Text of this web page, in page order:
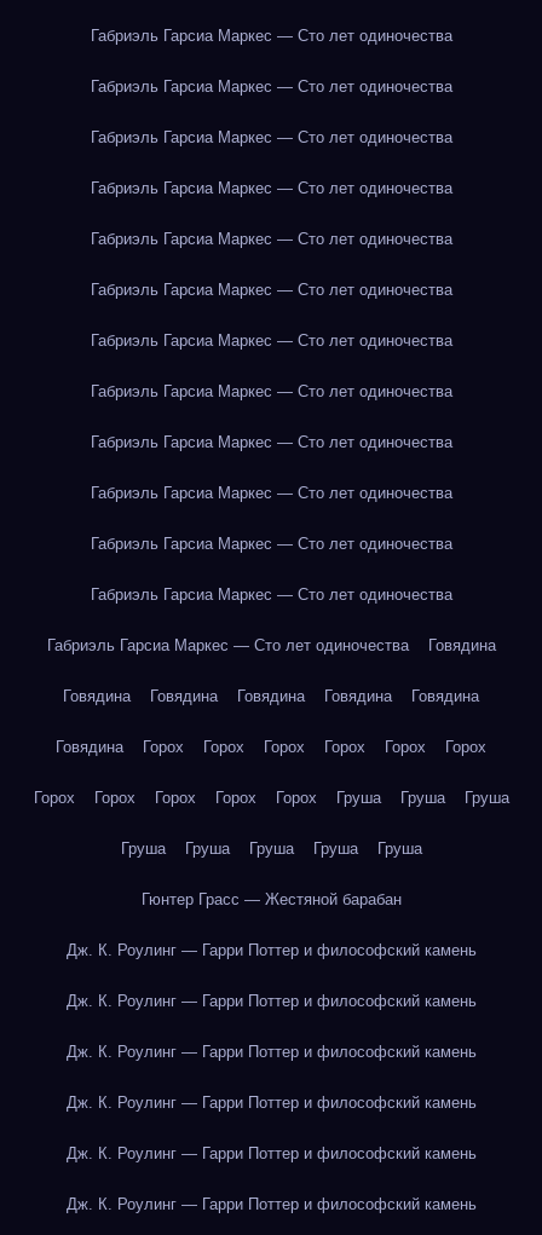
Габриэль Гарсиа Маркес — Сто лет одиночества
Габриэль Гарсиа Маркес — Сто лет одиночества
Габриэль Гарсиа Маркес — Сто лет одиночества
Габриэль Гарсиа Маркес — Сто лет одиночества
Габриэль Гарсиа Маркес — Сто лет одиночества
Габриэль Гарсиа Маркес — Сто лет одиночества
Габриэль Гарсиа Маркес — Сто лет одиночества
Габриэль Гарсиа Маркес — Сто лет одиночества
Габриэль Гарсиа Маркес — Сто лет одиночества
Габриэль Гарсиа Маркес — Сто лет одиночества
Габриэль Гарсиа Маркес — Сто лет одиночества
Габриэль Гарсиа Маркес — Сто лет одиночества
Габриэль Гарсиа Маркес — Сто лет одиночества Говядина
Говядина Говядина Говядина Говядина Говядина
Говядина Горох Горох Горох Горох Горох Горох
Горох Горох Горох Горох Горох Груша Груша Груша
Груша Груша Груша Груша Груша
Гюнтер Грасс — Жестяной барабан
Дж. К. Роулинг — Гарри Поттер и философский камень
Дж. К. Роулинг — Гарри Поттер и философский камень
Дж. К. Роулинг — Гарри Поттер и философский камень
Дж. К. Роулинг — Гарри Поттер и философский камень
Дж. К. Роулинг — Гарри Поттер и философский камень
Дж. К. Роулинг — Гарри Поттер и философский камень